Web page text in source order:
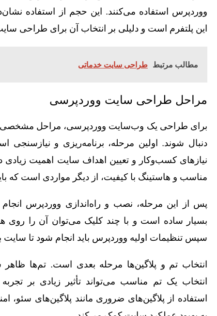
ووردپرس استفاده می‌کنند. این حجم از استفاده
این پلتفرم است و دلیلی بر انتخاب آن برای طراحی
مطالب مرتبط طراحی سایت خدماتی
مراحل طراحی سایت ووردپرسی
برای طراحی یک وب‌سایت ووردپرسی، مراحل مشخصی
دنبال شوند. اولین مرحله، برنامه‌ریزی و نیازسنجی
نیازهای کسب‌وکار و تعیین اهداف سایت اهمیت زیادی
مناسب و هاستینگ با کیفیت، از دیگر مواردی است که
پس از این مرحله، نصب و راه‌اندازی ووردپرس
بسیار ساده است و با چند کلیک می‌توان آن را روی
سپس تنظیمات اولیه ووردپرس باید انجام شود تا سایت
انتخاب تم و پلاگین‌ها مرحله بعدی است. تم‌ها ظاهر
انتخاب یک تم مناسب می‌تواند تأثیر زیادی بر
استفاده از پلاگین‌های ضروری مانند پلاگین‌های سئو،